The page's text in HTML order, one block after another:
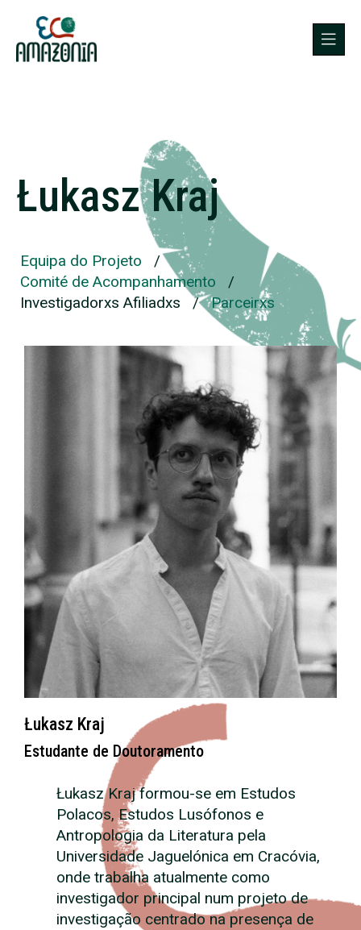
Łukasz Kraj
Equipa do Projeto /
Comité de Acompanhamento /
Investigadorxs Afiliadxs /Parceirxs
Łukasz Kraj
Estudante de Doutoramento
Łukasz Kraj formou-se em Estudos
Polacos, Estudos Lusófonos e
Antropologia da Literatura pela
Universidade Jaguelónica em Cracóvia,
onde trabalha atualmente como
investigador principal num projeto de
investigação centrado na presença de